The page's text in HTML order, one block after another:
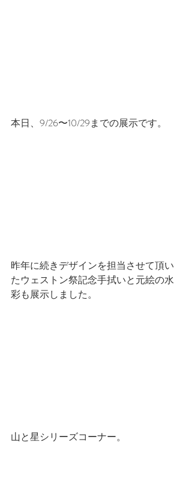
本日、9/26〜10/29までの展示です。
昨年に続きデザインを担当させて頂い
たウェストン祭記念手拭いと元絵の水
彩も展示しました。
山と星シリーズコーナー。